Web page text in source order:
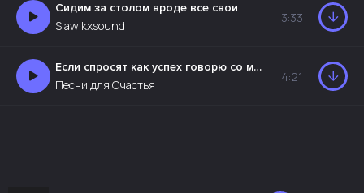
Сидим за столом вроде все свои
Slawikxsound
3:33
Если спросят как успех говорю со мною
Песни для Счастья
4:21